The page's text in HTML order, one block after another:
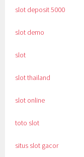
slot deposit 5000
slot demo
slot
slot thailand
slot online
toto slot
situs slot gacor